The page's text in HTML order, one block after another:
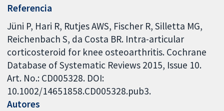
Referencia
Jüni P, Hari R, Rutjes AWS, Fischer R, Silletta MG,
Reichenbach S, da Costa BR. Intra-articular
corticosteroid for knee osteoarthritis. Cochrane
Database of Systematic Reviews 2015, Issue 10.
Art. No.: CD005328. DOI:
10.1002/14651858.CD005328.pub3.
Autores